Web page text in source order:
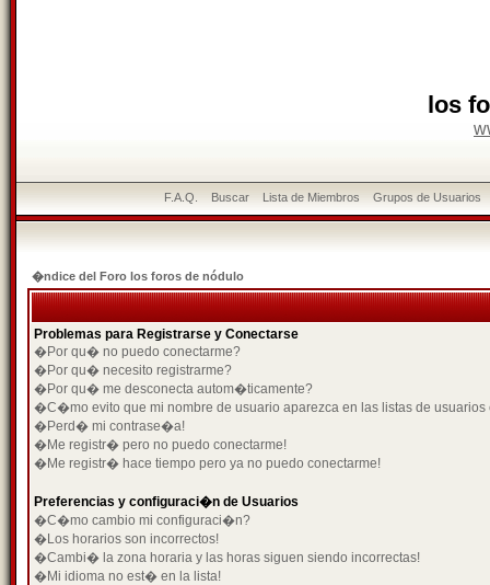
los
F.A.Q. Buscar Lista de Miembros Grupos de Usuarios
�ndice del Foro los foros de nódulo
Problemas para Registrarse y Conectarse
�Por qu� no puedo conectarme?
�Por qu� necesito registrarme?
�Por qu� me desconecta autom�ticamente?
�C�mo evito que mi nombre de usuario aparezca en las listas de usuarios
�Perd� mi contrase�a!
�Me registr� pero no puedo conectarme!
�Me registr� hace tiempo pero ya no puedo conectarme!
Preferencias y configuraci�n de Usuarios
�C�mo cambio mi configuraci�n?
�Los horarios son incorrectos!
�Cambi� la zona horaria y las horas siguen siendo incorrectas!
�Mi idioma no est� en la lista!